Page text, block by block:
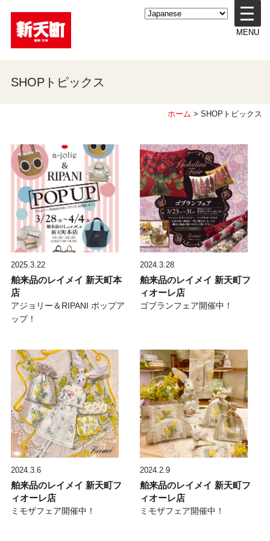
メ
ニ
ュ
MENU
SHOPトピックス
ホーム > SHOPトピックス
2025.3.22
舶来品のレイメイ 新天町本
店
アジョリー＆RIPANI ポップア
ップ！
2024.3.28
舶来品のレイメイ 新天町フ
ィオーレ店
ゴブランフェア開催中！
2024.3.6
舶来品のレイメイ 新天町フ
ィオーレ店
ミモザフェア開催中！
2024.2.9
舶来品のレイメイ 新天町フ
ィオーレ店
ミモザフェア開催中！